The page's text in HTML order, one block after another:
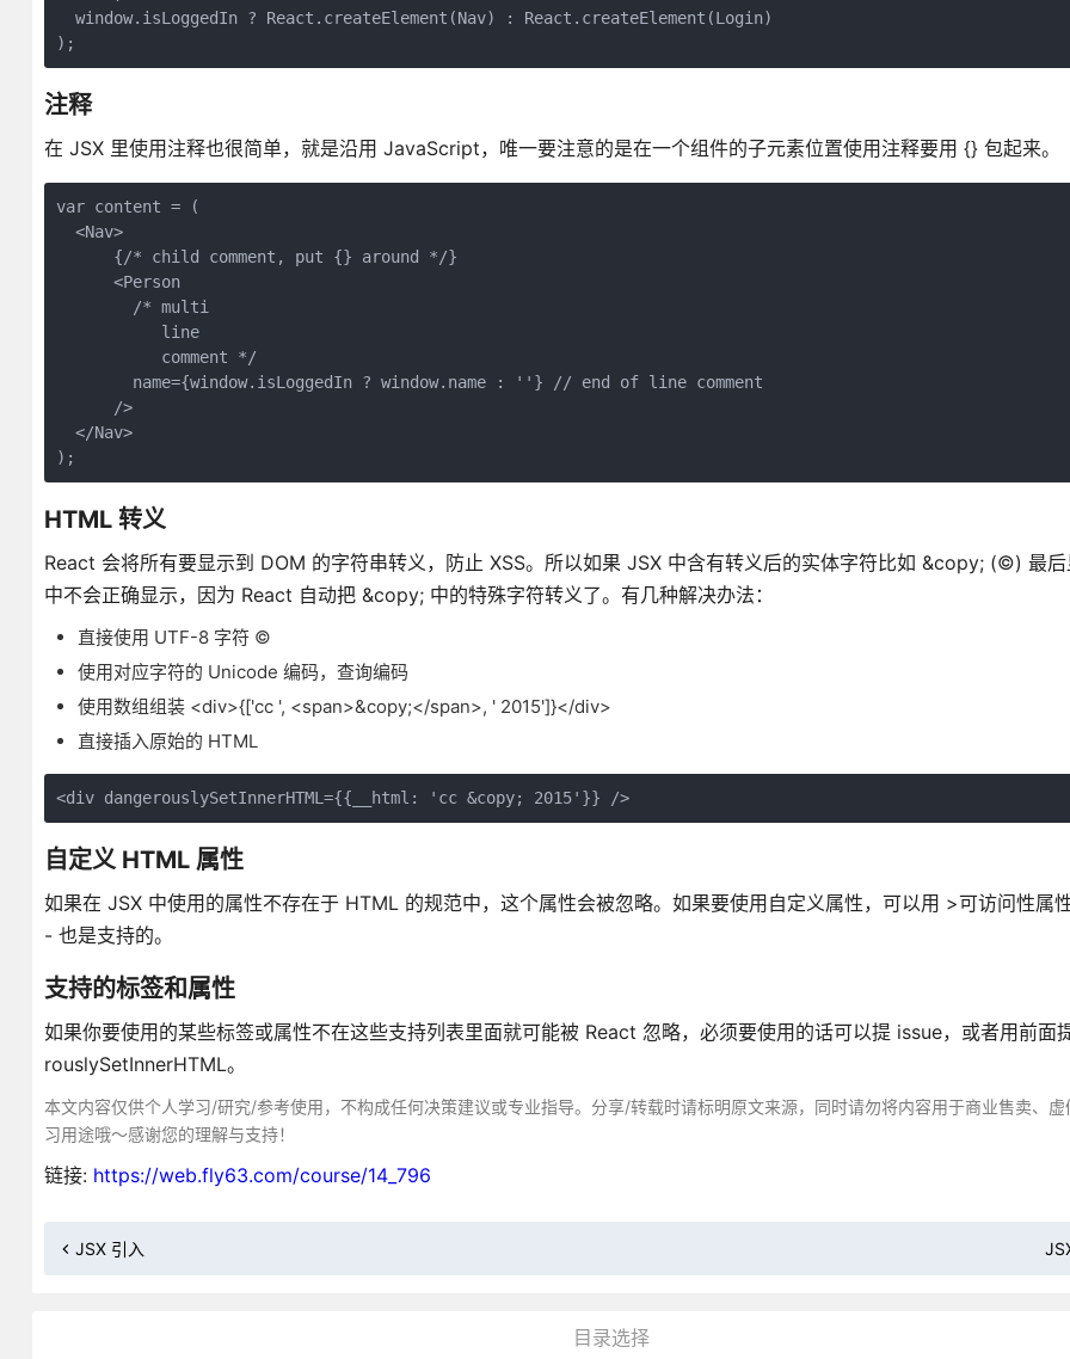
  window.isLoggedIn ? React.createElement(Nav) : React.createElement(Login)
注释
在 JSX 里使用注释也很简单，就是沿用 JavaScript，唯一要注意的是在一个组件的子元素位置使用注释要用 {} 包起来。
var content = (
  <Nav>
      {/* child comment, put {} around */}
      <Person
        /* multi
           line
           comment */
        name={window.isLoggedIn ? window.name : ''} // end of line comment
      />
  </Nav>
HTML 转义
React 会将所有要显示到 DOM 的字符串转义，防止 XSS。所以如果 JSX 中含有转义后的实体字符比如 &copy; (©) 最
中不会正确显示，因为 React 自动把 &copy; 中的特殊字符转义了。有几种解决办法：
直接使用 UTF-8 字符 ©
使用对应字符的 Unicode 编码，查询编码
使用数组组装 <div>{['cc ', <span>&copy;</span>, ' 2015']}</div>
直接插入原始的 HTML
<div dangerouslySetInnerHTML={{__html: 'cc &copy; 2015'}} />
自定义 HTML 属性
如果在 JSX 中使用的属性不存在于 HTML 的规范中，这个属性会被忽略。如果要使用自定义属性，可以用 >可访问性属
- 也是支持的。
支持的标签和属性
如果你要使用的某些标签或属性不在这些支持列表里面就可能被 React 忽略，必须要使用的话可以提 issue，或者用前面
rouslySetInnerHTML。
本文内容仅供个人学习/研究/参考使用，不构成任何决策建议或专业指导。分享/转载时请标明原文来源，同时请勿将内容用于商业售卖、虚
习用途哦～感谢您的理解与支持！
链接: https://web.fly63.com/course/14_796
JSX 引入
目录选择